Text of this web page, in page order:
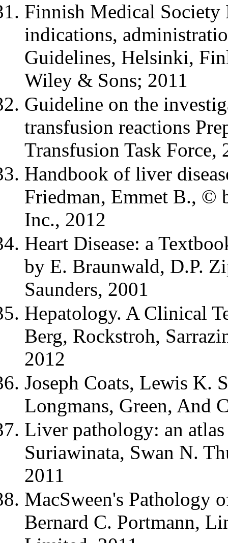
Finnish Medical
indications,
Guidelines, Helsinki,
Wiley & Sons; 2011
Guideline on the
transfusion reactions
Transfusion Task Force,
Handbook of liver
Friedman, Emmet B., ©
Inc., 2012
Heart Disease: a
by E. Braunwald, D.P.
Saunders, 2001
Hepatology. A Clinical
Berg, Rockstroh,
2012
Joseph Coats, Lewis K.
Longmans, Green, And
Liver pathology: an
Suriawinata, Swan N.
2011
MacSween's Pathology
Bernard C. Portmann,